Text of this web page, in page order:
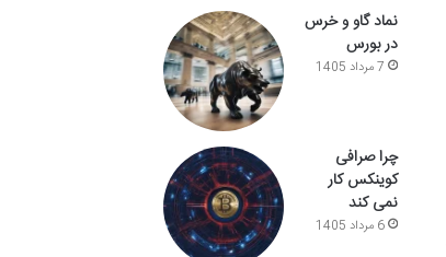
نماد گاو و خرس
در بورس
7 مرداد 1405
چرا صرافی
کوینکس کار
نمی کند
6 مرداد 1405